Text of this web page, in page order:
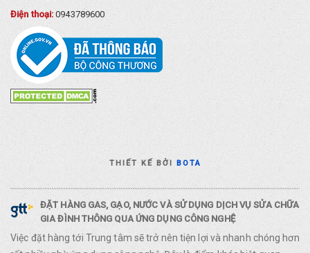
Điện thoại:0943789600
THIẾT KẾ BỞIBOTA
ĐẶT HÀNG GAS, GẠO, NƯỚC VÀ SỬ DỤNG DỊCH VỤ SỬA CHỮA
GIA ĐÌNH THÔNG QUA ỨNG DỤNG CÔNG NGHỆ
Việc đặt hàng tới Trung tâm sẽ trở nên tiện lợi và nhanh chóng hơn